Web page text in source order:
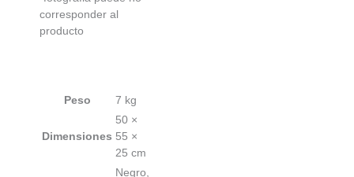
corresponder al
producto
Peso 7 kg
Dimensiones
50 ×
55 ×
25 cm
Negro,